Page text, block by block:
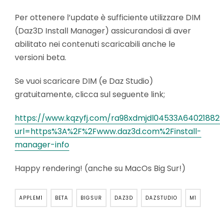
Per ottenere l’update è sufficiente utilizzare DIM
(Daz3D Install Manager) assicurandosi di aver
abilitato nei contenuti scaricabili anche le
versioni beta.
Se vuoi scaricare DIM (e Daz Studio)
gratuitamente, clicca sul seguente link;
https://www.kqzyfj.com/
url=https%3A%2F%2Fwww.daz3d.com%2Finstall-
manager-info
Happy rendering! (anche su MacOs Big Sur!)
APPLEM1 BETA BIGSUR DAZ3D DAZSTUDIO M1